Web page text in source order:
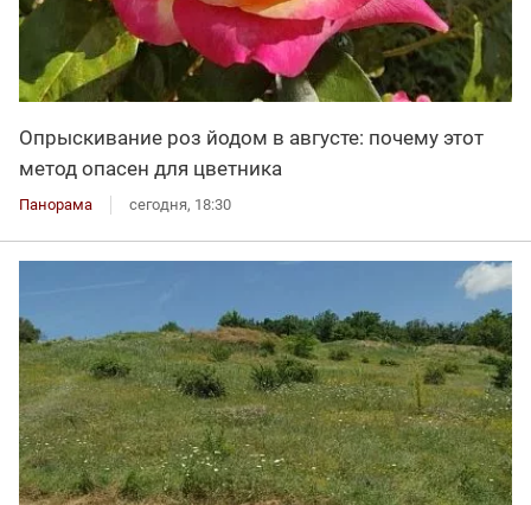
Опрыскивание роз йодом в августе: почему этот
метод опасен для цветника
Панорама сегодня, 18:30